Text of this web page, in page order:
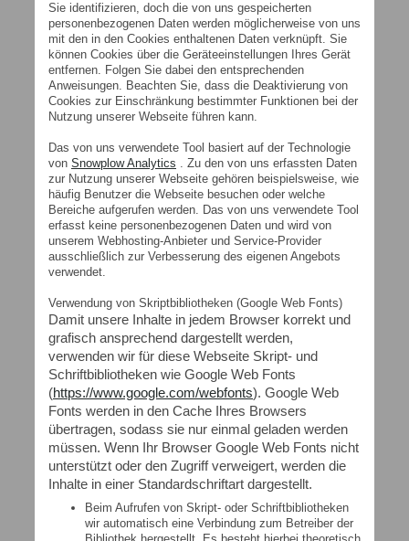
Sie identifizieren, doch die von uns gespeicherten
personenbezogenen Daten werden möglicherweise von uns
mit den in den Cookies enthaltenen Daten verknüpft. Sie
können Cookies über die Geräteeinstellungen Ihres Gerät
entfernen. Folgen Sie dabei den entsprechenden
Anweisungen. Beachten Sie, dass die Deaktivierung von
Cookies zur Einschränkung bestimmter Funktionen bei der
Nutzung unserer Webseite führen kann.
Das von uns verwendete Tool basiert auf der Technologie
von Snowplow Analytics . Zu den von uns erfassten Daten
zur Nutzung unserer Webseite gehören beispielsweise, wie
häufig Benutzer die Webseite besuchen oder welche
Bereiche aufgerufen werden. Das von uns verwendete Tool
erfasst keine personenbezogenen Daten und wird von
unserem Webhosting-Anbieter und Service-Provider
ausschließlich zur Verbesserung des eigenen Angebots
verwendet.
Verwendung von Skriptbibliotheken (Google Web Fonts)
Damit unsere Inhalte in jedem Browser korrekt und
grafisch ansprechend dargestellt werden,
verwenden wir für diese Webseite Skript- und
Schriftbibliotheken wie Google Web Fonts
(https://www.google.com/webfonts). Google Web
Fonts werden in den Cache Ihres Browsers
übertragen, sodass sie nur einmal geladen werden
müssen. Wenn Ihr Browser Google Web Fonts nicht
unterstützt oder den Zugriff verweigert, werden die
Inhalte in einer Standardschriftart dargestellt.
Beim Aufrufen von Skript- oder Schriftbibliotheken
wir automatisch eine Verbindung zum Betreiber der
Bibliothek hergestellt. Es besteht hierbei theoretisch